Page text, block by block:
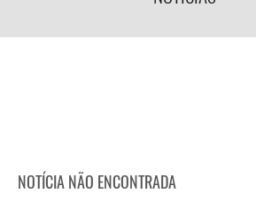
NOTÍCIA NÃO ENCONTRADA